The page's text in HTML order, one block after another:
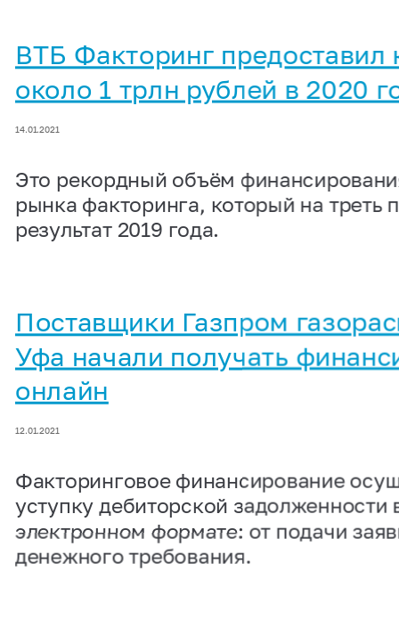
ВТБ Факторинг предоставил
около 1 трлн рублей в 2020
14.01.2021
Это рекордный объём
рынка факторинга, который на треть
результат 2019 года.
Поставщики Газпром
Уфа начали получать
онлайн
12.01.2021
Факторинговое финансирование
уступку дебиторской задолженности
электронном формате: от подачи
денежного требования.